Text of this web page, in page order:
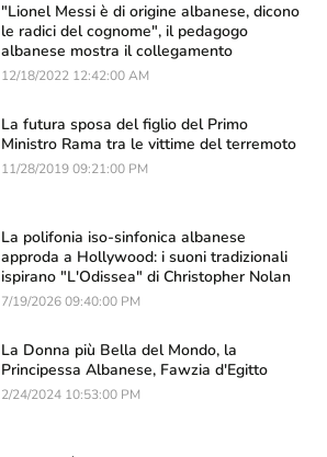
"Lionel Messi è di origine albanese, dicono
le radici del cognome", il pedagogo
albanese mostra il collegamento
12/18/2022 12:42:00 AM
La futura sposa del figlio del Primo
Ministro Rama tra le vittime del terremoto
11/28/2019 09:21:00 PM
La polifonia iso-sinfonica albanese
approda a Hollywood: i suoni tradizionali
ispirano "L'Odissea" di Christopher Nolan
7/19/2026 09:40:00 PM
La Donna più Bella del Mondo, la
Principessa Albanese, Fawzia d'Egitto
2/24/2024 10:53:00 PM